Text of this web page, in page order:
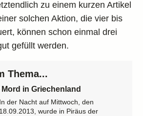
zu einem kurzen Artikel
solchen Aktion, die vier bis
können schon einmal drei
gefüllt werden.
Thema...
in Griechenland
In der Nacht auf Mittwoch, den
18.09.2013, wurde in Piräus der